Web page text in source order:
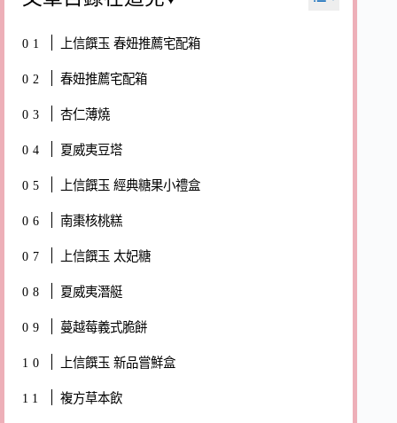
上信饌玉 春妞推薦宅配箱
春妞推薦宅配箱
杏仁薄燒
夏威夷豆塔
上信饌玉 經典糖果小禮盒
南棗核桃糕
上信饌玉 太妃糖
夏威夷潛艇
蔓越莓義式脆餅
上信饌玉 新品嘗鮮盒
複方草本飲